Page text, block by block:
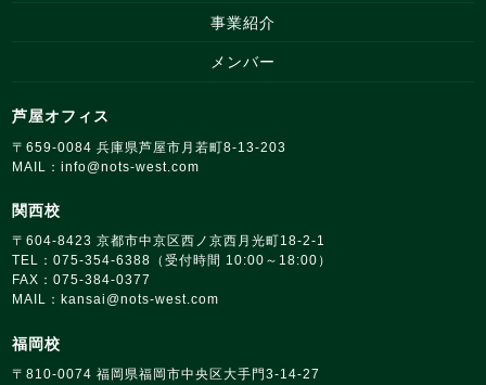
事業紹介
メンバー
芦屋オフィス
〒659‑0084 兵庫県芦屋市月若町8‑13‑203
MAIL：info@nots‑west.com
関西校
〒604-8423 京都市中京区西ノ京西月光町18‑2‑1
TEL：075-354-6388（受付時間 10:00～18:00）
FAX：075-384-0377
MAIL： kansai@nots‑west.com
福岡校
〒810‑0074 福岡県福岡市中央区大手門3-14-27